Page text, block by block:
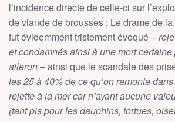
l’incidence directe de celle-ci sur
de viande de brousses ; Le drame de
fut évidemment tristement évoqué–
et condamnés ainsi à une mort
aileron –ainsi que le scandale des
les 25 à 40% de ce qu’on remonte
rejette à la mer car n’ayant aucune
(tant pis pour les dauphins, tortues,